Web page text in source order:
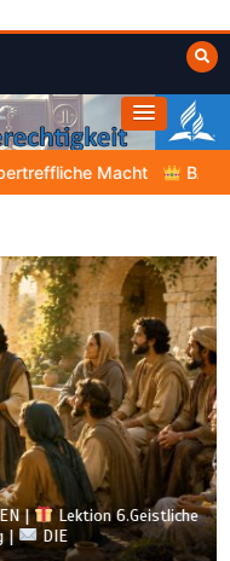
KOMMT DER KÖNIG |
|
Lektion 6.Geistliche
DIE